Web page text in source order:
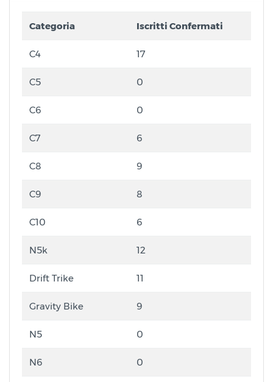
Categoria Iscritti Confermati
C4 17
C5 0
C6 0
C7 6
C8 9
C9 8
C10 6
N5k 12
Drift Trike 11
Gravity Bike 9
N5 0
N6 0